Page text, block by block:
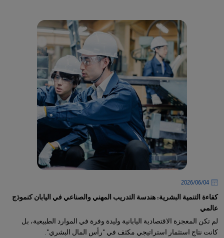
04‏/06‏/2026
كفاءة التنمية البشرية: هندسة التدريب المهني والصناعي في اليابان كنموذج
عالمي
لم تكن المعجزة الاقتصادية اليابانية وليدة وفرة في الموارد الطبيعية، بل
كانت نتاج استثمار استراتيجي مكثف في "رأس المال البشري".